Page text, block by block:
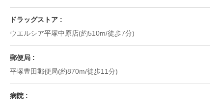
ドラッグストア
ウエルシア平塚中原店(約510m/徒歩7分)
郵便局
平塚豊田郵便局(約870m/徒歩11分)
病院